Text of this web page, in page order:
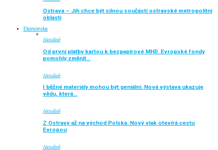
Ostrava – Jih chce být silnou součástí ostravské metropolitní
oblasti
Ekonomika
Aktuálně
Od první platby kartou k bezpapírové MHD. Evropské fondy
pomohly změnit…
Aktuálně
I běžné materiály mohou být geniální. Nová výstava ukazuje
vědu, která…
Aktuálně
Z Ostravy až na východ Polska. Nový vlak otevírá cestu
Evropou
Aktuálně